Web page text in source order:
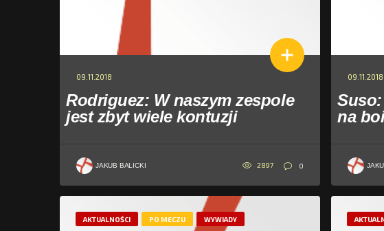
09.11.2018
Rodriguez: W naszym zespole
jest zbyt wiele kontuzji
JAKUB BALICKI 2897 0
09.11.2018
na
AKTUALNOŚCI PO MECZU WYWIADY